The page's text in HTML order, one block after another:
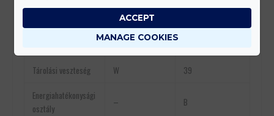
Készenléti energia kWh/24h 2,57
Érzékelő
Coll
Tárolási veszteség W 39
Energiahatékonysági
osztály
– B
MANAGE COOKIES
ACCEPT